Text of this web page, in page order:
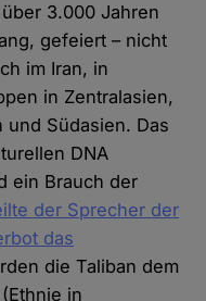
3.000 Jahren
gefeiert – nicht
im Iran, in
in Zentralasien,
und Südasien. Das
DNA
ein Brauch der
der Sprecher der
das
die Taliban dem
in